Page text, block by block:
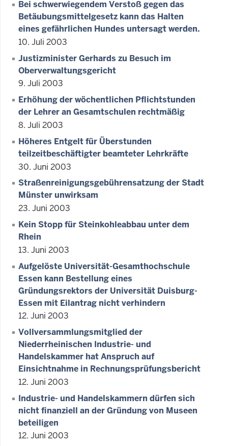
Bei schwerwiegendem Verstoß gegen das
Betäubungsmittelgesetz kann das Halten
eines gefährlichen Hundes untersagt werden.
10. Juli 2003
Justizminister Gerhards zu Besuch im
Oberverwaltungsgericht
9. Juli 2003
Erhöhung der wöchentlichen Pflichtstunden
der Lehrer an Gesamtschulen rechtmäßig
8. Juli 2003
Höheres Entgelt für Überstunden
teilzeitbeschäftigter beamteter Lehrkräfte
30. Juni 2003
Straßenreinigungsgebührensatzung der Stadt
Münster unwirksam
23. Juni 2003
Kein Stopp für Steinkohleabbau unter dem
Rhein
13. Juni 2003
Aufgelöste Universität-Gesamthochschule
Essen kann Bestellung eines
Gründungsrektors der Universität Duisburg-
Essen mit Eilantrag nicht verhindern
12. Juni 2003
Vollversammlungsmitglied der
Niederrheinischen Industrie- und
Handelskammer hat Anspruch auf
Einsichtnahme in Rechnungsprüfungsbericht
12. Juni 2003
Industrie- und Handelskammern dürfen sich
nicht finanziell an der Gründung von Museen
beteiligen
12. Juni 2003